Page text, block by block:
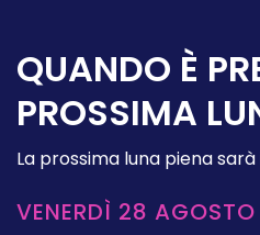
QUANDO È
PROSSIMA
La prossima luna piena sarà
VENERDÌ 28